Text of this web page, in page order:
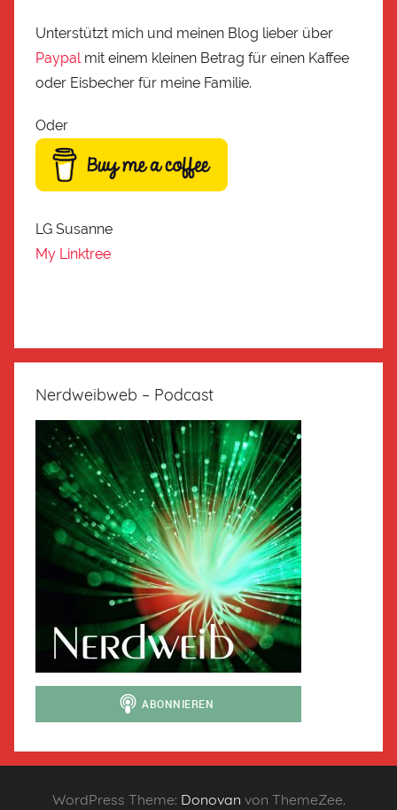
Unterstützt mich und meinen Blog lieber über
Paypalmit einem kleinen Betrag für einen Kaffee
oder Eisbecher für meine Familie.
Oder
LG Susanne
My Linktree
Nerdweibweb – Podcast
WordPress Theme: Donovan von ThemeZee.